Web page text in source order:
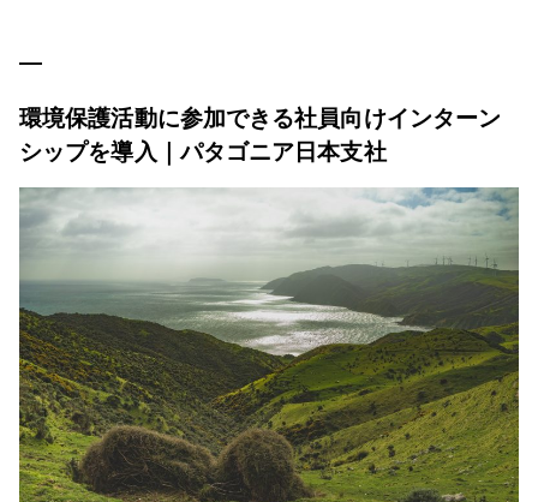
環境保護活動に参加できる社員向けインターン
シップを導入｜パタゴニア日本支社